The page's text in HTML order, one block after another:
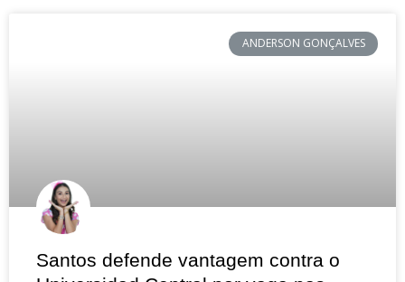
ANDERSON GONÇALVES
Santos defende vantagem contra o